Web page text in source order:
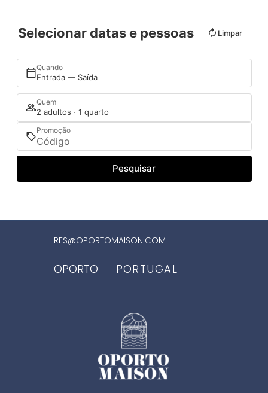
Selecionar datas e pessoas Limpar
Quando
Entrada — Saída
Quem
2 adultos · 1 quarto
Promoção
Pesquisar
RES@OPORTOMAISON.COM
OPORTO PORTUGAL